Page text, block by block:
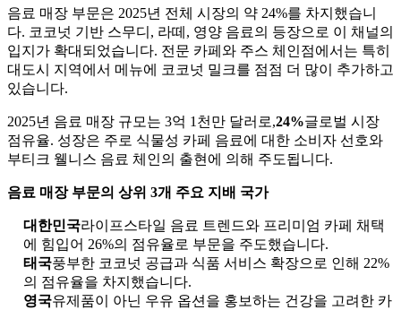
음료 매장 부문은 2025년 전체 시장의 약 24%를 차지했습니
다. 코코넛 기반 스무디, 라떼, 영양 음료의 등장으로 이 채널의
입지가 확대되었습니다. 전문 카페와 주스 체인점에서는 특히
대도시 지역에서 메뉴에 코코넛 밀크를 점점 더 많이 추가하고
있습니다.
2025년 음료 매장 규모는 3억 1천만 달러로,24%글로벌 시장
점유율. 성장은 주로 식물성 카페 음료에 대한 소비자 선호와
부티크 웰니스 음료 체인의 출현에 의해 주도됩니다.
음료 매장 부문의 상위 3개 주요 지배 국가
대한민국라이프스타일 음료 트렌드와 프리미엄 카페 채택
에 힘입어 26%의 점유율로 부문을 주도했습니다.
태국풍부한 코코넛 공급과 식품 서비스 확장으로 인해 22%
의 점유율을 차지했습니다.
영국유제품이 아닌 우유 옵션을 홍보하는 건강을 고려한 카